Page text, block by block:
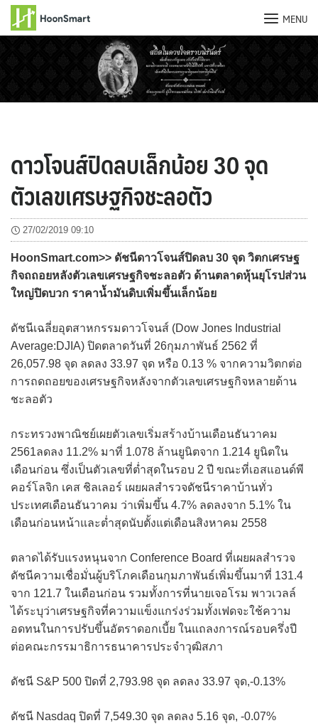
MENU
ดาวโจนส์ปิดลบเล็กน้อย 30 จุด
ตัวเลขเศรษฐกิจชะลอตัว
27/02/2019 09:10
HoonSmart.com>> ดัชนีดาวโจนส์ปิดลบ 30 จุด วิตกเศรษฐ
กิจถถอยหลังตัวเลขเศรษฐกิจชะลอตัว ด้านตลาดหุ้นยุโรปส่วน
ใหญ่ปิดบวก ราคาน้ำมันดิบเพิ่มขึ้นเล็กน้อย
ดัชนีเฉลี่ยอุตสาหกรรมดาวโจนส์ (Dow Jones Industrial
Average:DJIA) ปิดตลาดวันที่ 26กุมภาพันธ์ 2562 ที่
26,057.98 จุด ลดลง 33.97 จุด หรือ 0.13 % จากความวิตกต่อ
การถดถอยของเศรษฐกิจหลังจากตัวเลขเศรษฐกิจหลายด้าน
ชะลอตัว
กระทรวงพาณิชย์เผยตัวเลขเริ่มสร้างบ้านเดือนธันวาคม
2561ลดลง 11.2% มาที่ 1.078 ล้านยูนิตจาก 1.214 ยูนิตใน
เดือนก่อน ซึ่งเป็นตัวเลขที่ต่ำสุดในรอบ 2 ปี ขณะที่เอสแอนด์พี
คอร์โลจิก เคส ชิลเลอร์ เผยผลสำรวจดัชนีราคาบ้านทั่ว
ประเทศเดือนธันวาคม ว่าเพิ่มขึ้น 4.7% ลดลงจาก 5.1% ใน
เดือนก่อนหน้าและต่ำสุดนับตั้งแต่เดือนสิงหาคม 2558
ตลาดได้รับแรงหนุนจาก Conference Board ที่เผยผลสำรวจ
ดัชนีความเชื่อมั่นผู้บริโภคเดือนกุมภาพันธ์เพิ่มขึ้นมาที่ 131.4
จาก 121.7 ในเดือนก่อน รวมทั้งการที่นายเจอโรม พาวเวลล์
ได้ระบุว่าเศรษฐกิจที่ความแข็งแกร่งร่วมทั้งเฟดจะใช้ความ
อดทนในการปรับขึ้นอัตราดอกเบี้ย ในแถลงการณ์รอบครึ่งปี
ต่อคณะกรรมาธิการธนาคารประจำวุฒิสภา
ดัชนี S&P 500 ปิดที่ 2,793.98 จุด ลดลง 33.97 จุด,-0.13%
ดัชนี Nasdaq ปิดที่ 7,549.30 จุด ลดลง 5.16 จุด, -0.07%